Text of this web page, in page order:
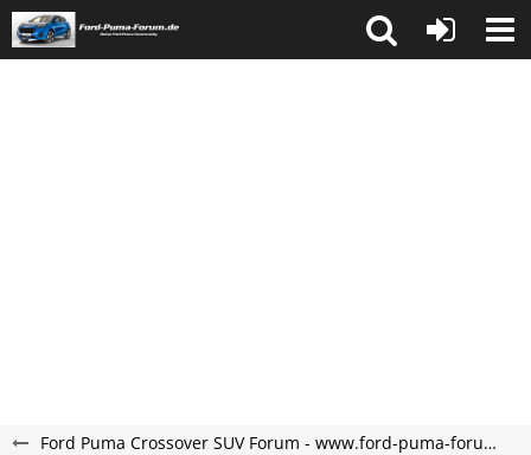
Ford Puma Crossover SUV Forum - www.ford-puma-forum.de